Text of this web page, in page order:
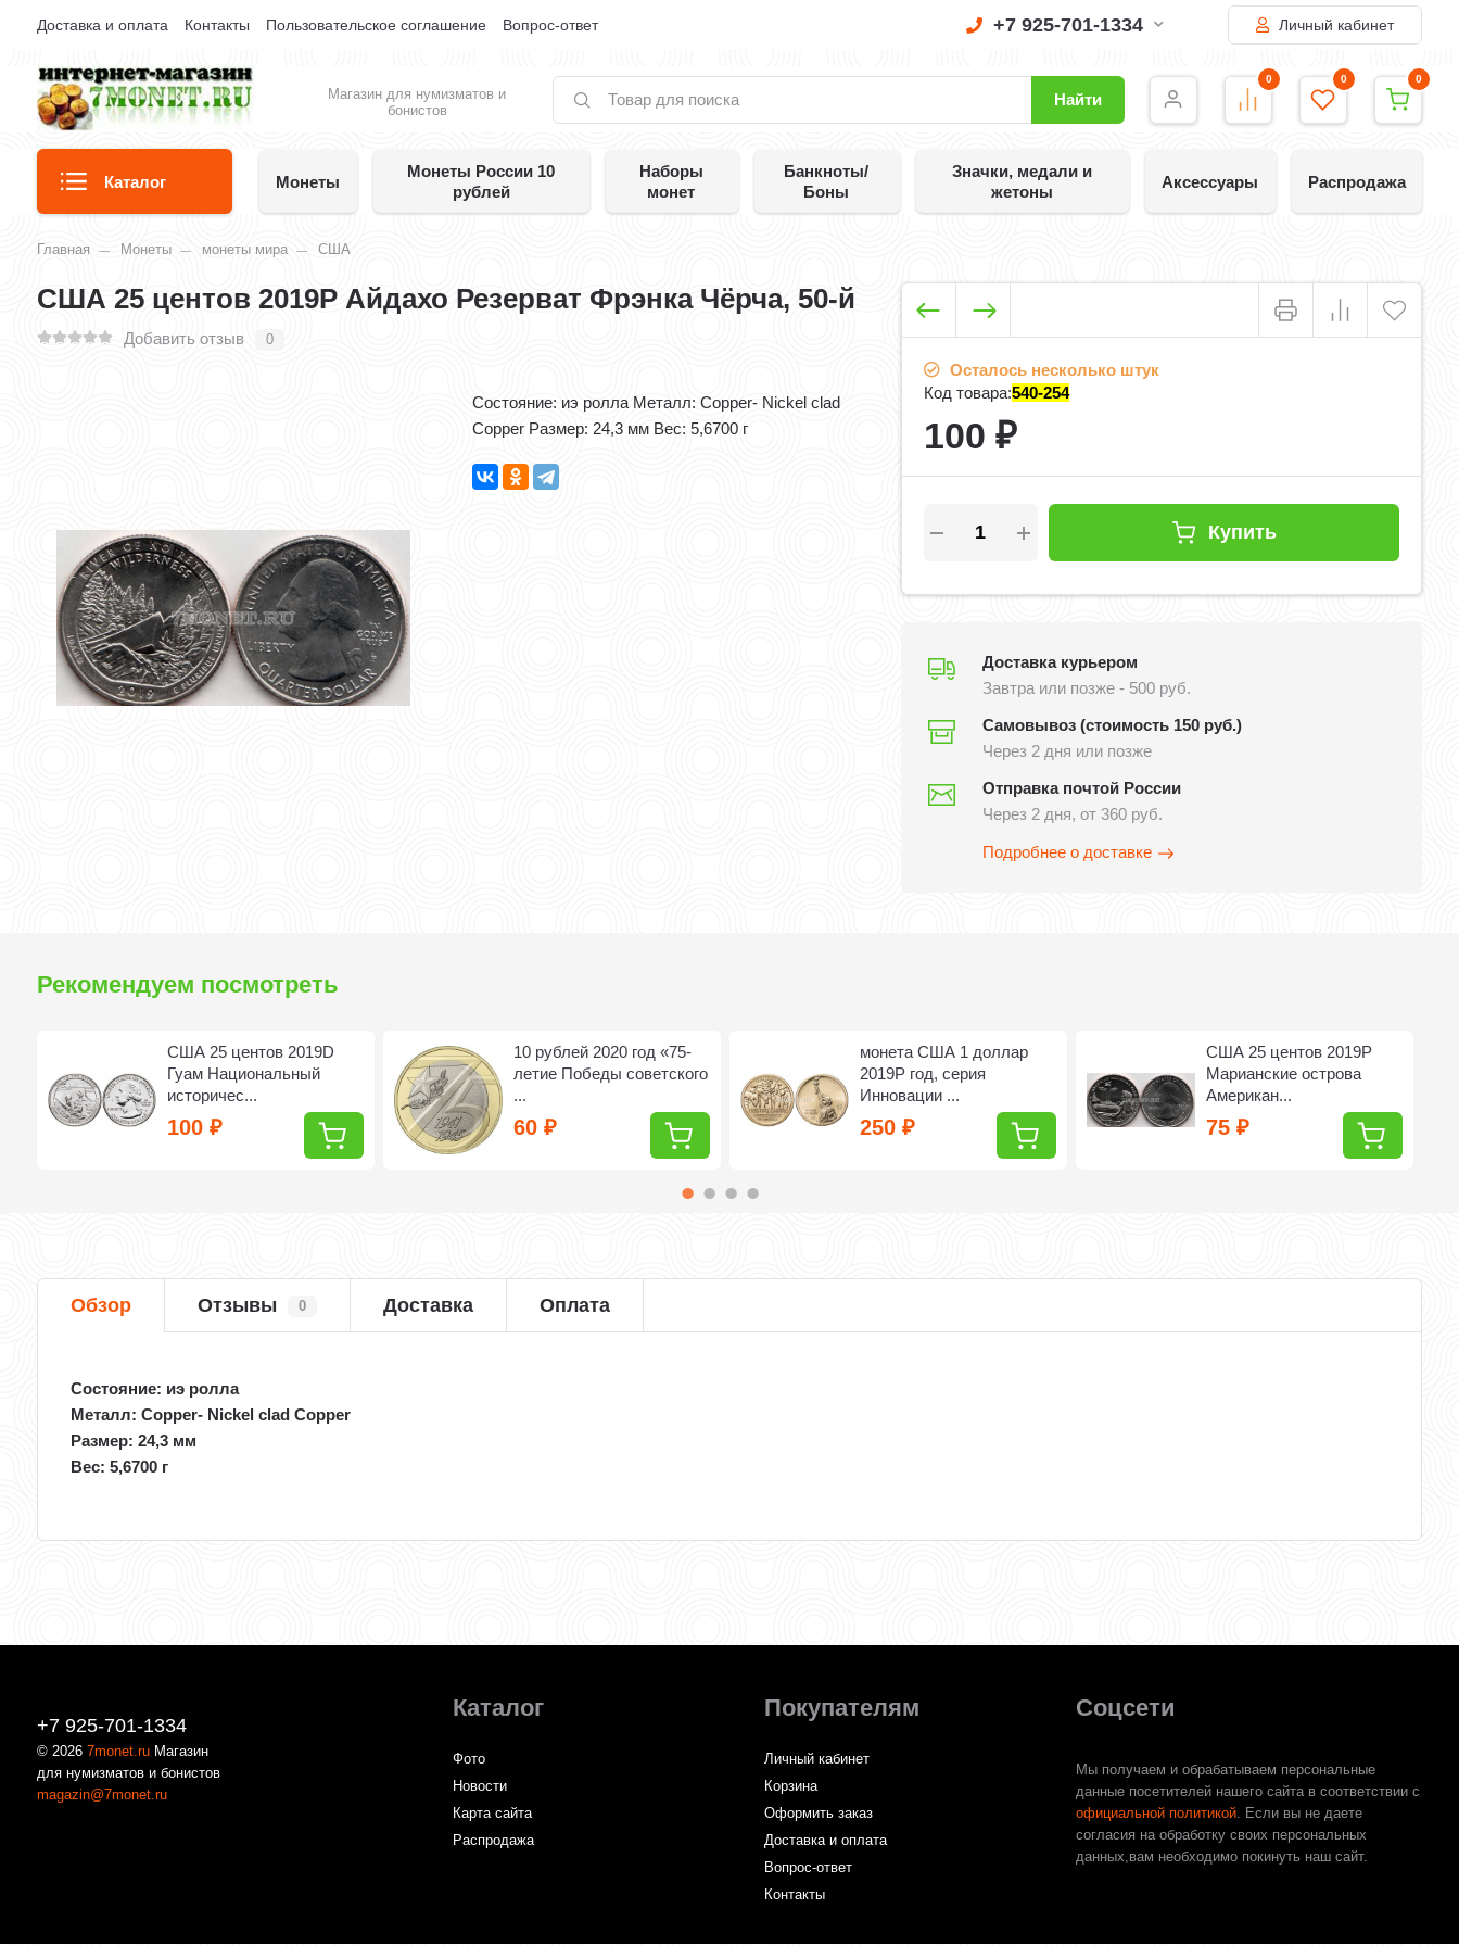
Доставка и оплата Контакты Пользовательское соглашение Вопрос-ответ +7 925-701-1334 Личный кабинет
Магазин для нумизматов и
бонистов
Найти
0 0 0
Каталог Монеты
Монеты России 10
рублей
Наборы
монет
Банкноты/
Боны
Значки, медали и
жетоны
Аксессуары Распродажа
Главная Монеты монеты мира США
США 25 центов 2019Р Айдахо Резерват Фрэнка Чёрча, 50-й
Добавить отзыв 0
Состояние: иэ ролла Металл: Copper- Nickel clad
Copper Размер: 24,3 мм Вес: 5,6700 г​ ​
Осталось несколько штук
Код товара:540-254
100 ₽
Купить
Доставка курьером
Завтра или позже - 500 руб.
Самовывоз (стоимость 150 руб.)
Через 2 дня или позже
Отправка почтой России
Через 2 дня, от 360 руб.
Подробнее о доставке
Рекомендуем посмотреть
США 25 центов 2019D
Гуам Национальный
историчес...
100₽
10 рублей 2020 год «75-
летие Победы советского
...
60₽
монета США 1 доллар
2019Р год, серия
Инновации ...
250₽
США 25 центов 2019Р
Марианские острова
Американ...
75₽
Обзор Отзывы 0 Доставка Оплата
Состояние: иэ ролла
Металл: Copper- Nickel clad Copper
Размер: 24,3 мм
Вес: 5,6700 г
+7 925-701-1334
© 20267monet.ru Магазин
для нумизматов и бонистов
magazin@7monet.ru
Каталог
Фото
Новости
Карта сайта
Распродажа
Покупателям
Личный кабинет
Корзина
Оформить заказ
Доставка и оплата
Вопрос-ответ
Контакты
Соцсети
Мы получаем и обрабатываем персональные
данные посетителей нашего сайта в соответствии с
официальной политикой. Если вы не даете
согласия на обработку своих персональных
данных,вам необходимо покинуть наш сайт.